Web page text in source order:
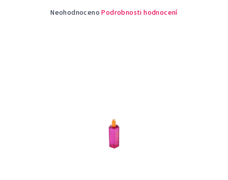
Průměrné
Neohodnoceno Podrobnosti hodnocení